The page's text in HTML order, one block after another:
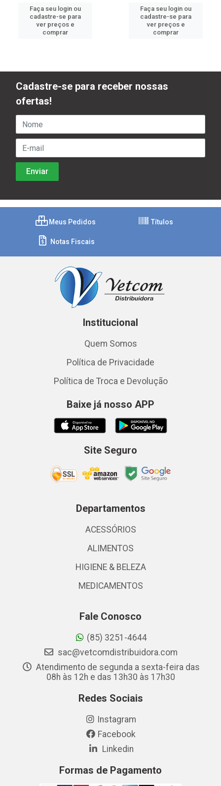
Faça seu login ou
cadastre-se para
ver preços e
comprar
Faça seu login ou
cadastre-se para
ver preços e
comprar
Cadastre-se para receber nossas
ofertas!
Meus Pedidos Títulos
Notas Fiscais
Institucional
Quem Somos
Política de Privacidade
Política de Troca e Devolução
Baixe já nosso APP
Site Seguro
Departamentos
ACESSÓRIOS
ALIMENTOS
HIGIENE & BELEZA
MEDICAMENTOS
Fale Conosco
(85) 3251-4644
sac@vetcomdistribuidora.com
Atendimento de segunda a sexta-feira das
08h às 12h e das 13h30 às 17h30
Redes Sociais
Instagram
Facebook
Linkedin
Formas de Pagamento